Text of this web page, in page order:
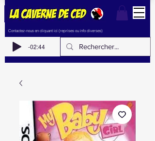
Contactez-nous en cliquant ici (reprises ou info diverses)
-02:44